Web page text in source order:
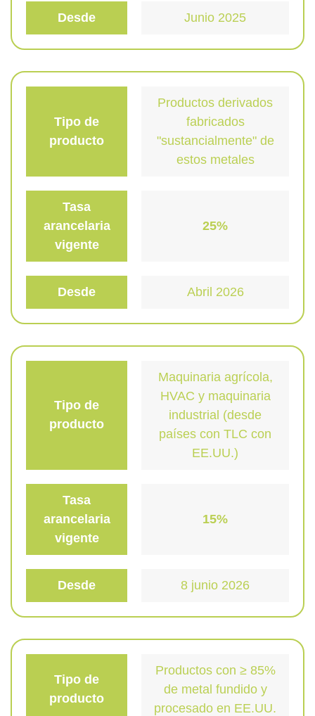
Desde Junio 2025
Tipo de
producto
Productos derivados
fabricados
"sustancialmente" de
estos metales
Tasa
arancelaria
vigente
25%
Desde Abril 2026
Tipo de
producto
Maquinaria agrícola,
HVAC y maquinaria
industrial (desde
países con TLC con
EE.UU.)
Tasa
arancelaria
vigente
15%
Desde 8 junio 2026
Tipo de
producto
Productos con ≥ 85%
de metal fundido y
procesado en EE.UU.